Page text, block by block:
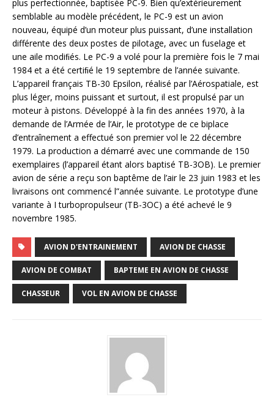
plus perfectionnée, baptisée PC-9. Bien qu’extérieurement
semblable au modèle précédent, le PC-9 est un avion
nouveau, équipé d’un moteur plus puissant, d’une installation
différente des deux postes de pilotage, avec un fuselage et
une aile modiﬁés. Le PC-9 a volé pour la première fois le 7 mai
1984 et a été certiﬁé le 19 septembre de l’année suivante.
L’appareil français TB-30 Epsilon, réalisé par l’Aérospatiale, est
plus léger, moins puissant et surtout, il est propulsé par un
moteur à pistons. Développé à la fin des années 1970, à la
demande de l’Armée de l’Air, le prototype de ce biplace
d’entraînement a effectué son premier vol le 22 décembre
1979. La production a démarré avec une commande de 150
exemplaires (l’appareil étant alors baptisé TB-3OB). Le premier
avion de série a reçu son baptême de l’air le 23 juin 1983 et les
livraisons ont commencé l”année suivante. Le prototype d’une
variante à I turbopropulseur (TB-3OC) a été achevé le 9
novembre 1985.
AVION D'ENTRAINEMENT AVION DE CHASSE
AVION DE COMBAT BAPTEME EN AVION DE CHASSE
CHASSEUR VOL EN AVION DE CHASSE